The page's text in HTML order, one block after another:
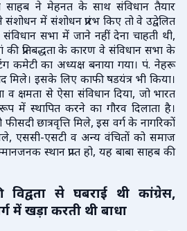
साहब ने मेहनत के साथ संविधान तैयार
में संशोधन प्रारंभ किए तो वे उद्वेलित
सभा में जाने नहीं देना चाहती थी,
की प्रतिबद्धता के कारण वे संविधान सभा के
कमेटी का अध्यक्ष बनाया गया। पं. नेहरू
मिले। इसके लिए काफी षडयंत्र भी किया।
व क्षमता से ऐसा संविधान दिया, जो भारत
में स्थापित करने का गौरव दिलाता है।
छात्रवृत्ति मिले, इस वर्ग के नागरिकों
एससी-एसटी व अन्य वंचितों को समाज
स्थान प्राप्त हो, यह बाबा साहब की
विद्वता से घबराई थी कांग्रेस,
में खड़ा करती थी बाधा